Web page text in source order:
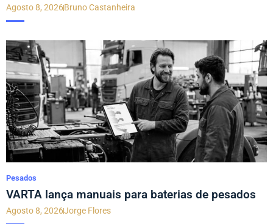
Agosto 8, 2026Bruno Castanheira
Pesados
VARTA lança manuais para baterias de pesados
Agosto 8, 2026Jorge Flores